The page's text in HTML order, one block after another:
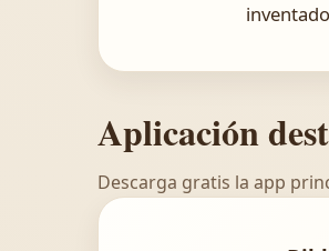
Aplicación
Descarga gratis la app